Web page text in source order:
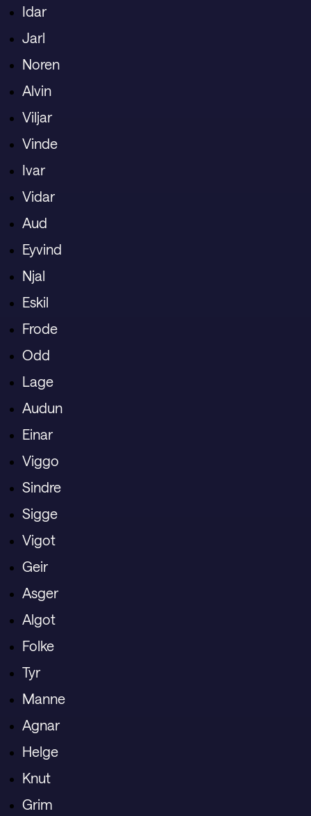
Idar
Jarl
Noren
Alvin
Viljar
Vinde
Ivar
Vidar
Aud
Eyvind
Njal
Eskil
Frode
Odd
Lage
Audun
Einar
Viggo
Sindre
Sigge
Vigot
Geir
Asger
Algot
Folke
Tyr
Manne
Agnar
Helge
Knut
Grim